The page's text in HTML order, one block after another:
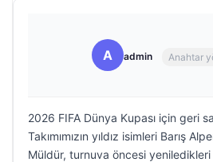
A admin Anahtar
2026 FIFA Dünya Kupası için geri
Takımımızın yıldız isimleri Barış
Müldür, turnuva öncesi yeniledikleri